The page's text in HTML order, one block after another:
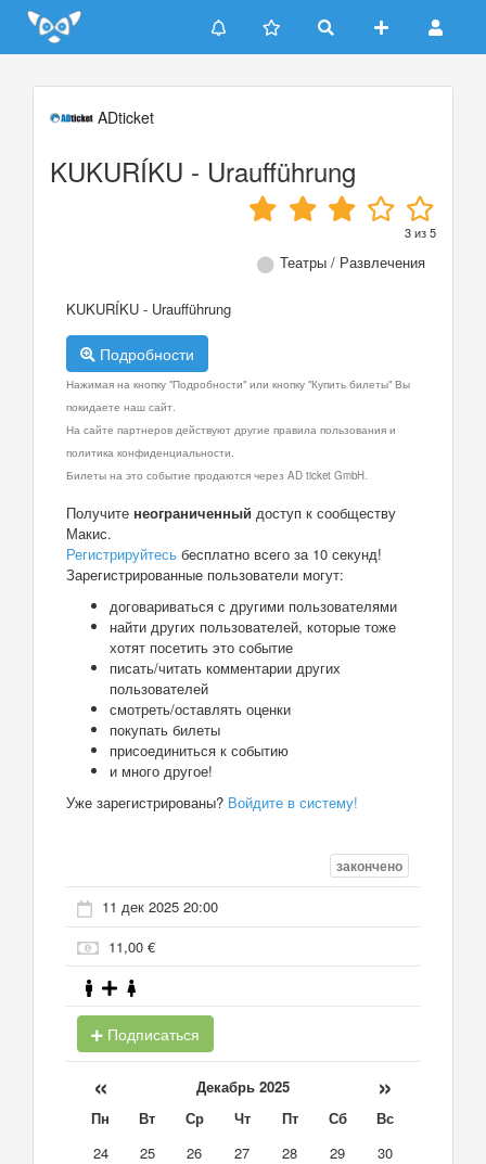
Update cookies preferences
ADticket
KUKURÍKU - Uraufführung
3из5
Театры / Развлечения
KUKURÍKU - Uraufführung
Подробности
Нажимая на кнопку "Подробности" или кнопку "Купить билеты" Вы
покидаете наш сайт.
На сайте партнеров действуют другие правила пользования и
политика конфиденциальности.
Билеты на это событие продаются через AD ticket GmbH.
Получите неограниченный доступ к сообществу
Макис.
Регистрируйтесь бесплатно всего за 10 секунд!
Зарегистрированные пользователи могут:
договариваться с другими пользователями
найти других пользователей, которые тоже
хотят посетить это событие
писать/читать комментарии других
пользователей
смотреть/оставлять оценки
покупать билеты
присоединиться к событию
и много другое!
Уже зарегистрированы? Войдите в систему!
закончено
11 дек 2025 20:00
11,00 €
Подписаться
« Декабрь 2025 »
Пн Вт Ср Чт Пт Сб
Вс
24
25 26 27 28 29
30